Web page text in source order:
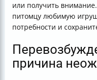
или получить
питомцу любимую
потребности и
причина